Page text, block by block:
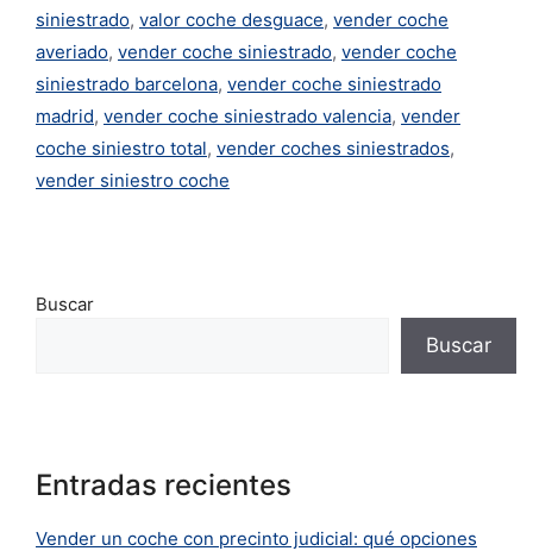
siniestrado, valor coche desguace, vender coche
averiado, vender coche siniestrado, vender coche
siniestrado barcelona, vender coche siniestrado
madrid, vender coche siniestrado valencia, vender
coche siniestro total, vender coches siniestrados,
vender siniestro coche
Buscar
Buscar
Entradas recientes
Vender un coche con precinto judicial: qué opciones